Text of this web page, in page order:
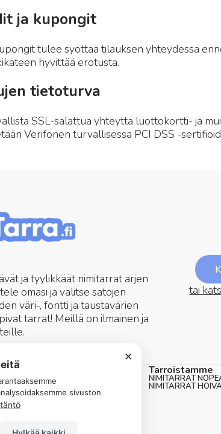
ja kupongit
tulee syöttää tilauksen yhteydessä
hyvittää erotusta.
tietoturva
SSL-salattua yhteyttä luottokortti- ja
Verifonen turvallisessa PCI DSS -
ja tyylikkäät nimitarrat arjen
omasi ja valitse satojen
väri-, fontti ja taustavärien
tarrat! Meillä on ilmainen ja
tai
KUVAKETTA
Tarroistamme
NIMITARRAT
NIMITARRAT
×
sivuston